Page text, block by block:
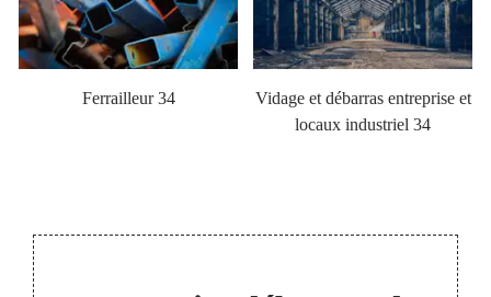
Ferrailleur 34
Vidage et débarras entreprise et
locaux industriel 34